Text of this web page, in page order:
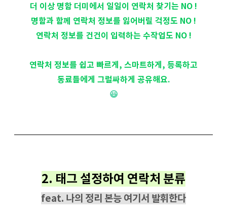
더 이상 명함 더미에서 일일이 연락처 찾기는 NO !
명함과 함께 연락처 정보를 잃어버릴 걱정도 NO !
연락처 정보를 건건이 입력하는 수작업도 NO !
연락처 정보를 쉽고 빠르게, 스마트하게, 등록하고
동료들에게 그럴싸하게 공유해요.
😃
2. 태그 설정하여 연락처 분류
feat. 나의 정리 본능 여기서 발휘한다